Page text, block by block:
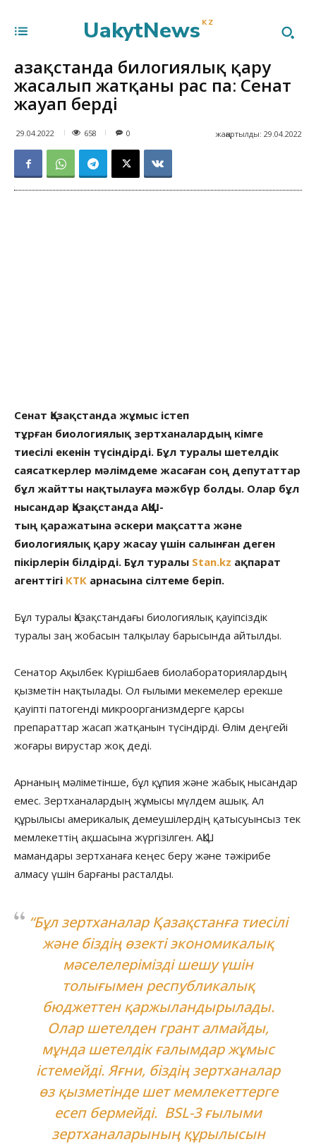
UakytNews KZ
Қазақстанда билогиялық қару
жасалып жатқаны рас па: Сенат
жауап берді
29.04.2022 658 жаңартылды: 29.04.2022
0
Cенат Қазақстанда жұмыс істеп
тұрған биологиялық зертханалардың кімге
тиесілі екенін түсіндірді. Бұл туралы шетелдік
саясаткерлер мәлімдеме жасаған соң депутаттар
бұл жайтты нақтылауға мәжбүр болды. Олар бұл
нысандар Қазақстанда АҚШ-
тың қаражатына әскери мақсатта және
биологиялық қару жасау үшін салынған деген
пікірлерін білдірді. Бұл туралы Stan.kz ақпарат
агенттігі КТК арнасына сілтеме беріп.
Бұл туралы Қазақстандағы биологиялық қауіпсіздік
туралы заң жобасын талқылау барысында айтылды.
Сенатор Ақылбек Күрішбаев биолабораториялардың
қызметін нақтылады. Ол ғылыми мекемелер ерекше
қауіпті патогенді микроорганизмдерге қарсы
препараттар жасап жатқанын түсіндірді. Өлім деңгейі
жоғары вирустар жоқ деді.
Арнаның мәліметінше, бұл құпия және жабық нысандар
емес. Зертханалардың жұмысы мүлдем ашық. Ал
құрылысы америкалық демеушілердің қатысуынсыз тек
мемлекеттің ақшасына жүргізілген. АҚШ
мамандары зертханаға кеңес беру және тәжірибе
алмасу үшін барғаны расталды.
“Бұл зертханалар Қазақстанға тиесілі
және біздің өзекті экономикалық
мәселелерімізді шешу үшін
толығымен республикалық
бюджеттен қаржыландырылады.
Олар шетелден грант алмайды,
мұнда шетелдік ғалымдар жұмыс
істемейді. Яғни, біздің зертханалар
өз қызметінде шет мемлекеттерге
есеп бермейді. BSL-3 ғылыми
зертханаларының құрылысын